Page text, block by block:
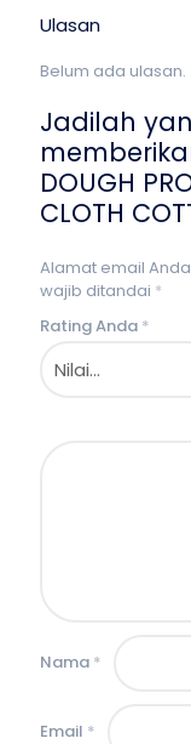
Ulasan
Belum ada ulasan.
Jadilah
DOUGH
CLOTH
Alamat email
wajib ditandai *
Rating Anda *
Nama *
Email *